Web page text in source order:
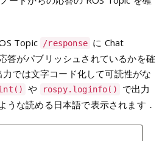
Topic /response に Chat
答がパブリッシュされているかを確
では文字コード化して可読性がな
や rospy.loginfo()
で出力
うな読める日本語で表示されます．